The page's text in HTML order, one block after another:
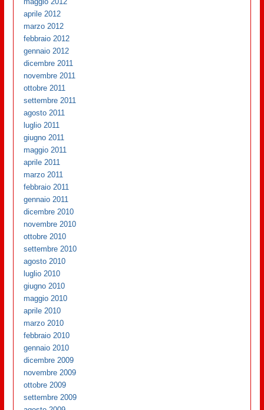
aprile 2012
marzo 2012
febbraio 2012
gennaio 2012
dicembre 2011
novembre 2011
ottobre 2011
settembre 2011
agosto 2011
luglio 2011
giugno 2011
maggio 2011
aprile 2011
marzo 2011
febbraio 2011
gennaio 2011
dicembre 2010
novembre 2010
ottobre 2010
settembre 2010
agosto 2010
luglio 2010
giugno 2010
maggio 2010
aprile 2010
marzo 2010
febbraio 2010
gennaio 2010
dicembre 2009
novembre 2009
ottobre 2009
settembre 2009